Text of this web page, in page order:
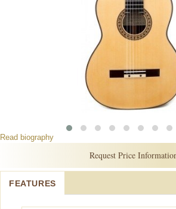
Read biography
Request Price
FEATURES